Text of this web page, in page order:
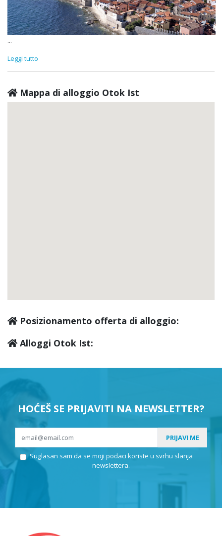
...
Leggi tutto
Mappa di alloggio Otok Ist
Posizionamento offerta di alloggio:
Alloggi Otok Ist:
HOĆEŠ SE PRIJAVITI NA NEWSLETTER?
PRIJAVI ME
Suglasan sam da se moji podaci koriste u svrhu slanja
newslettera.